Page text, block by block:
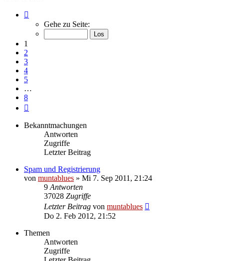
von
Gehe zu Seite:
1
2
3
4
5
…
8
Bekanntmachungen
Antworten
Zugriffe
Letzter Beitrag
Spam und Registrierung
von muntablues » Mi 7. Sep 2011, 21:24
9 Antworten
37028 Zugriffe
Letzter Beitrag von muntablues
Do 2. Feb 2012, 21:52
Themen
Antworten
Zugriffe